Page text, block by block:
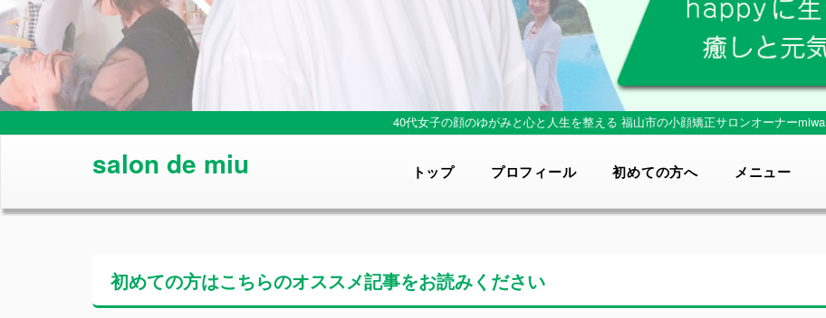
40代女子の顔のゆがみと心と人生を整える 福山市の小顔矯正サロンオーナーmiwa
salon de miu トップ プロフィール 初めての方へ メニュー
初めての方はこちらのオススメ記事をお読みください